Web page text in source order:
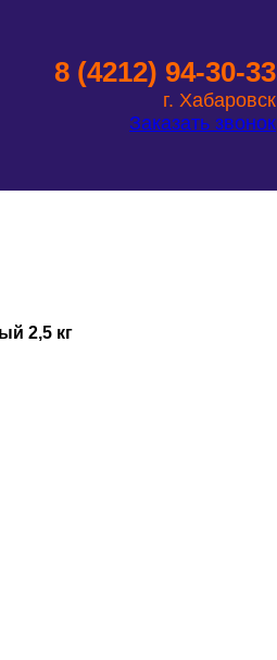
8 (4212) 94-30-33
г. Хабаровск
Заказать звонок
2,5 кг